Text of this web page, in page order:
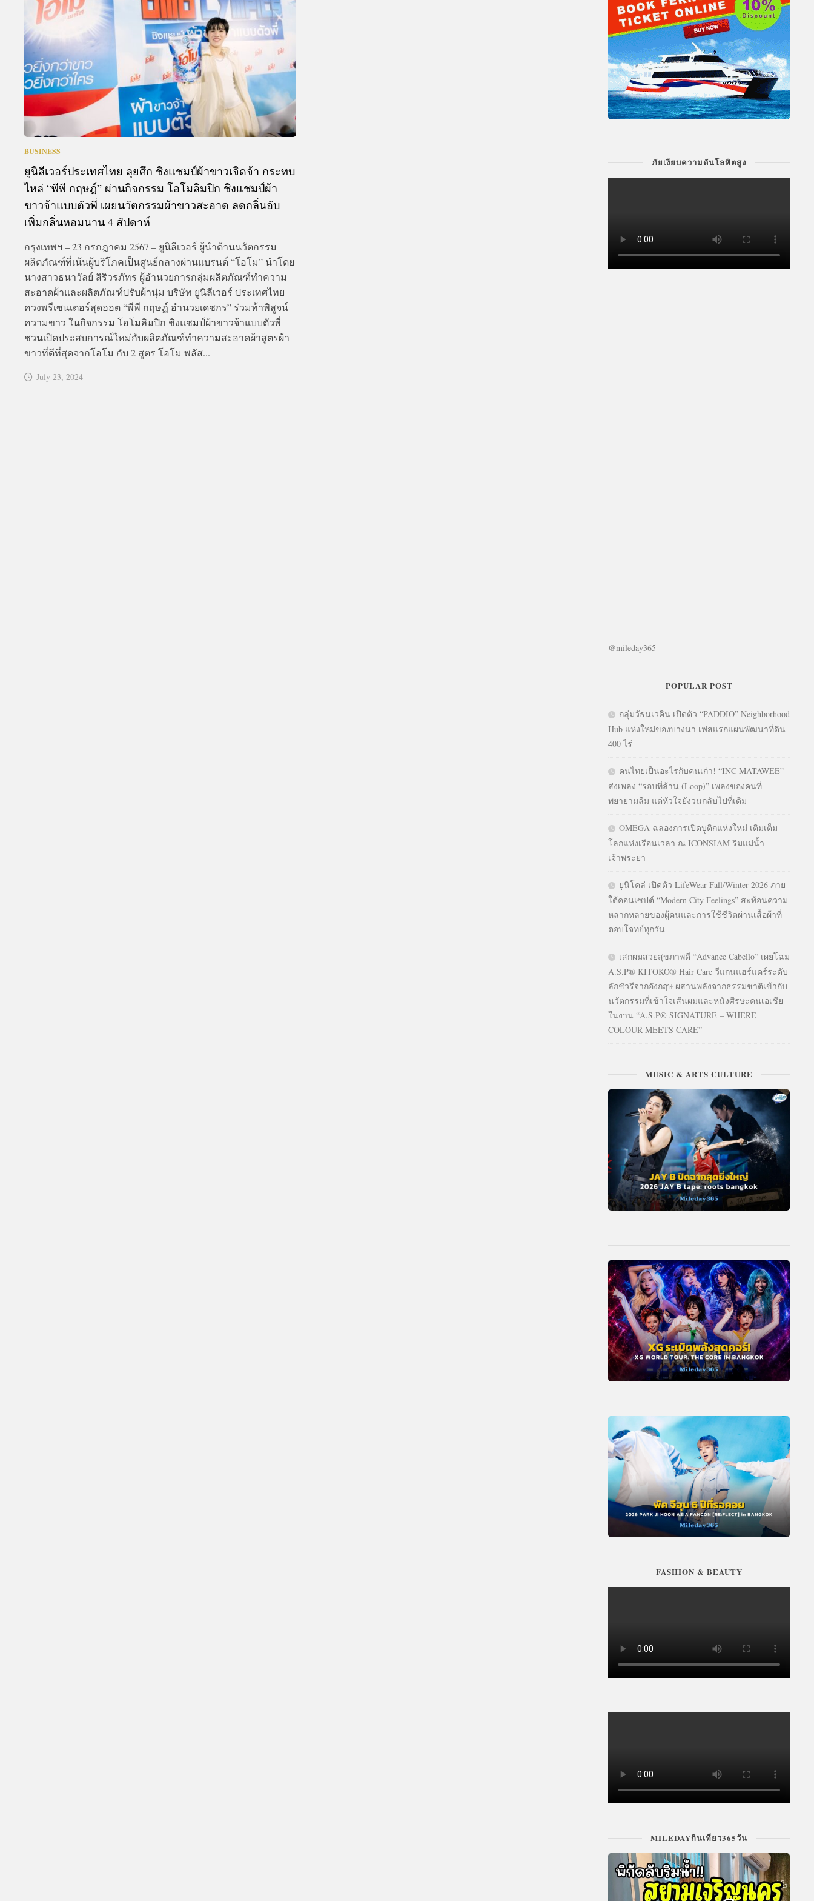
ACTIVITIES
&
DEAL
BUSINESS
ยูนิลีเวอร์ประเทศไทย ลุยศึก ชิงแชมป์ผ้าขาวเจิดจ้า กระทบ
ไหล่ “พีพี กฤษฎ์” ผ่านกิจกรรม โอโมลิมปิก ชิงแชมป์ผ้า
ขาวจ้าแบบตัวพี่ เผยนวัตกรรมผ้าขาวสะอาด ลดกลิ่นอับ
เพิ่มกลิ่นหอมนาน 4 สัปดาห์
กรุงเทพฯ – 23 กรกฎาคม 2567 – ยูนิลีเวอร์ ผู้นำด้านนวัตกรรม
ผลิตภัณฑ์ที่เน้นผู้บริโภคเป็นศูนย์กลางผ่านแบรนด์ “โอโม” นำโดย
นางสาวธนาวัลย์ สิริวรภัทร ผู้อำนวยการกลุ่มผลิตภัณฑ์ทำความ
สะอาดผ้าและผลิตภัณฑ์ปรับผ้านุ่ม บริษัท ยูนิลีเวอร์ ประเทศไทย
ควงพรีเซนเตอร์สุดฮอต “พีพี กฤษฏ์ อำนวยเดชกร” ร่วมท้าพิสูจน์
ความขาว ในกิจกรรม โอโมลิมปิก ชิงแชมป์ผ้าขาวจ้าแบบตัวพี่
ชวนเปิดประสบการณ์ใหม่กับผลิตภัณฑ์ทำความสะอาดผ้าสูตรผ้า
ขาวที่ดีที่สุดจากโอโม กับ 2 สูตร โอโม พลัส...
July 23, 2024
ภัยเงียบความดันโลหิตสูง
@mileday365
POPULAR POST
กลุ่มวัธนเวคิน เปิดตัว “PADDIO” Neighborhood
Hub แห่งใหม่ของบางนา เฟสแรกแผนพัฒนาที่ดิน
400 ไร่
คนไทยเป็นอะไรกับคนเก่า! “INC MATAWEE”
ส่งเพลง “รอบที่ล้าน (Loop)” เพลงของคนที่
พยายามลืม แต่หัวใจยังวนกลับไปที่เดิม
OMEGA ฉลองการเปิดบูติกแห่งใหม่ เติมเต็ม
โลกแห่งเรือนเวลา ณ ICONSIAM ริมแม่น้ำ
เจ้าพระยา
ยูนิโคล่ เปิดตัว LifeWear Fall/Winter 2026 ภาย
ใต้คอนเซปต์ “Modern City Feelings” สะท้อนความ
หลากหลายของผู้คนและการใช้ชีวิตผ่านเสื้อผ้าที่
ตอบโจทย์ทุกวัน
เสกผมสวยสุขภาพดี “Advance Cabello” เผยโฉม
A.S.P® KITOKO® Hair Care วีแกนแฮร์แคร์ระดับ
ลักชัวรีจากอังกฤษ ผสานพลังจากธรรมชาติเข้ากับ
นวัตกรรมที่เข้าใจเส้นผมและหนังศีรษะคนเอเชีย
ในงาน “A.S.P® SIGNATURE – WHERE
COLOUR MEETS CARE”
MUSIC & ARTS CULTURE
FASHION & BEAUTY
MILEDAYกินเที่ยว365วัน